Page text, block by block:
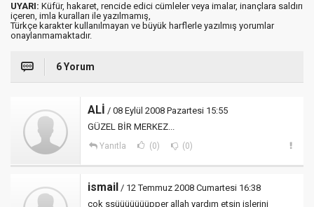
UYARI: Küfür, hakaret, rencide edici cümleler veya imalar, inançlara saldırı
içeren, imla kuralları ile yazılmamış,
Türkçe karakter kullanılmayan ve büyük harflerle yazılmış yorumlar
onaylanmamaktadır.
6 Yorum
ALİ / 08 Eylül 2008 Pazartesi 15:55
GÜZEL BİR MERKEZ...
Yanıtla (0) (0)
ismail / 12 Temmuz 2008 Cumartesi 16:38
çok ssüüüüüüüpper allah yardım etsin işlerini